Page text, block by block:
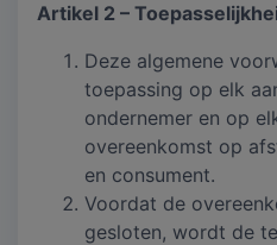
Artikel 2 –
Deze algemene
toepassing op elk
ondernemer en op
overeenkomst op
en consument.
Voordat de
gesloten, wordt de